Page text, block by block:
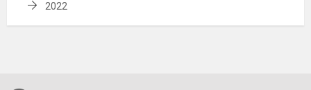
2022